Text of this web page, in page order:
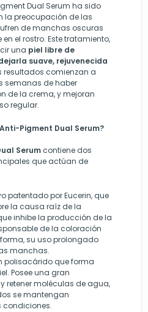
Dual Serum ha sido
la preocupación de las
de manchas oscuras
el rostro. Este tratamiento,
una piel libre de
suave, rejuvenecida
resultados comienzan a
semanas de haber
de la crema, y mejoran
regular.
Pigment Dual Serum?
Serum contiene dos
que actúan de
patentado por Eucerin, que
la causa raíz de la
inhibe la producción de la
de la coloración
su uso prolongado
manchas.
polisacárido que forma
Posee una gran
retener moléculas de agua,
se mantengan
condiciones.